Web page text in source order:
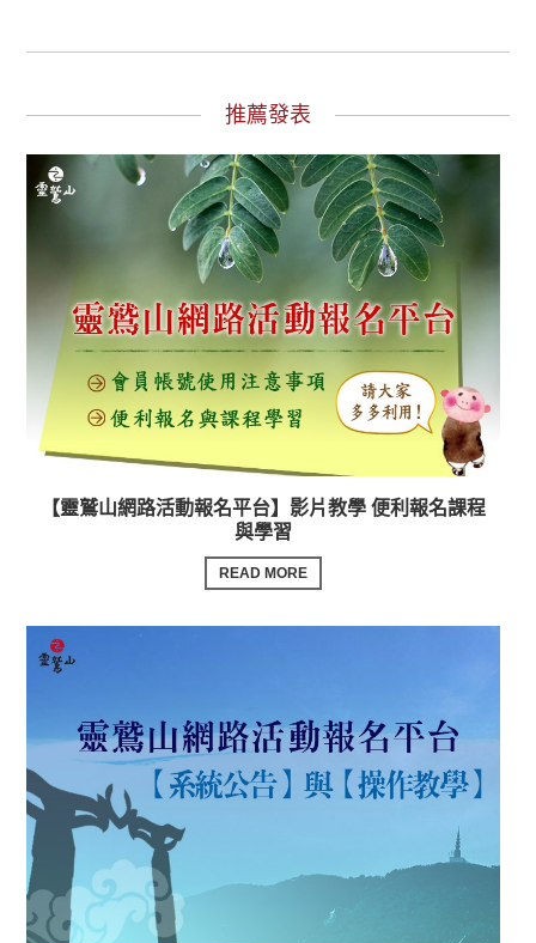
推薦發表
【靈鷲山網路活動報名平台】影片教學 便利報名課程
與學習
READ MORE